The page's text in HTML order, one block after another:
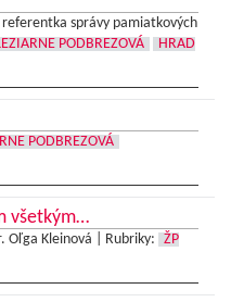
referentka správy pamiatkových
PODBREZOVÁ
HRAD
PODBREZOVÁ
všetkým…
Oľga Kleinová | Rubriky:
ŽP